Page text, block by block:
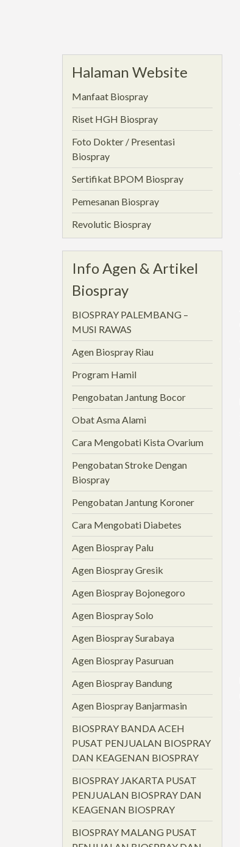
Halaman Website
Manfaat Biospray
Riset HGH Biospray
Foto Dokter / Presentasi
Biospray
Sertifikat BPOM Biospray
Pemesanan Biospray
Revolutic Biospray
Info Agen & Artikel
Biospray
BIOSPRAY PALEMBANG –
MUSI RAWAS
Agen Biospray Riau
Program Hamil
Pengobatan Jantung Bocor
Obat Asma Alami
Cara Mengobati Kista Ovarium
Pengobatan Stroke Dengan
Biospray
Pengobatan Jantung Koroner
Cara Mengobati Diabetes
Agen Biospray Palu
Agen Biospray Gresik
Agen Biospray Bojonegoro
Agen Biospray Solo
Agen Biospray Surabaya
Agen Biospray Pasuruan
Agen Biospray Bandung
Agen Biospray Banjarmasin
BIOSPRAY BANDA ACEH
PUSAT PENJUALAN BIOSPRAY
DAN KEAGENAN BIOSPRAY
BIOSPRAY JAKARTA PUSAT
PENJUALAN BIOSPRAY DAN
KEAGENAN BIOSPRAY
BIOSPRAY MALANG PUSAT